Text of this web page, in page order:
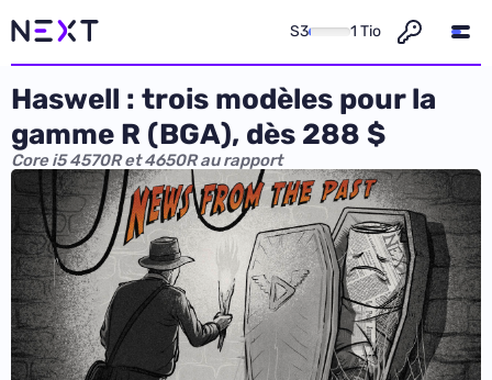
S3 1 Tio
Haswell : trois modèles pour la
gamme R (BGA), dès 288 $
Core i5 4570R et 4650R au rapport